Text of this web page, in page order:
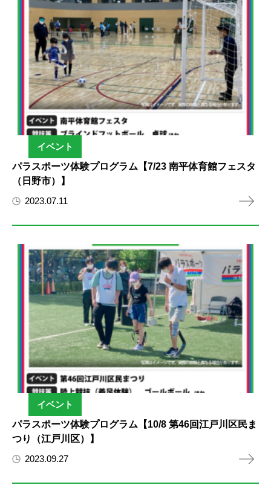
イベント
パラスポーツ体験プログラム【7/23 南平体育館フェスタ
（日野市）】
2023.07.11
イベント
パラスポーツ体験プログラム【10/8 第46回江戸川区民ま
つり（江戸川区）】
2023.09.27